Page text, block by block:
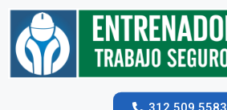
312 509 5583